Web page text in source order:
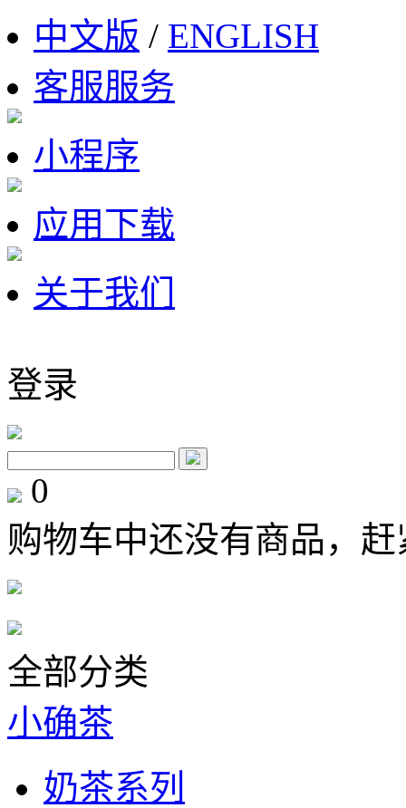
中文版 / ENGLISH
客服服务
小程序
应用下载
关于我们
登录
0
购物车中还没有商品，
全部分类
小确茶
奶茶系列